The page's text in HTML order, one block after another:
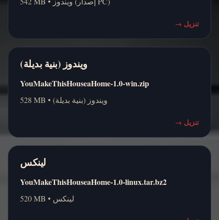
تنزيل →
ويندوز (بنية بديلة)
YouMakeThisHouseaHome-1.0-win.zip
528 MB • ويندوز (بنية بديلة)
تنزيل →
لينكس
YouMakeThisHouseaHome-1.0-linux.tar.bz2
520 MB • لينكس